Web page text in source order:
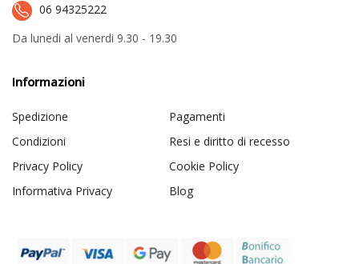
06 94325222
Da lunedi al venerdi 9.30 - 19.30
Informazioni
Spedizione
Pagamenti
Condizioni
Resi e diritto di recesso
Privacy Policy
Cookie Policy
Informativa Privacy
Blog